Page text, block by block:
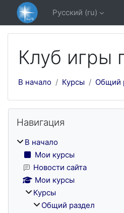
Перейти к основному содержанию
Русский ‎(ru)‎
Клуб игры
В начало Курсы Общий
Блоки
Навигация
В начало
Мои курсы
Новости сайта
Мои курсы
Курсы
Общий раздел